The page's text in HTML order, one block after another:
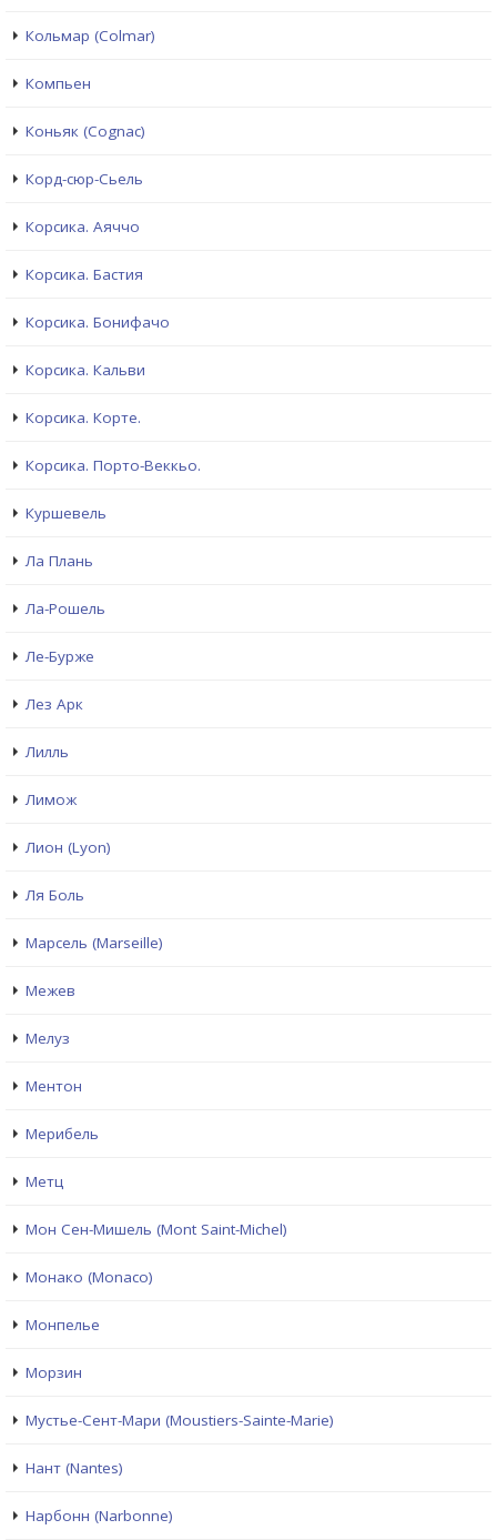
Кольмар (Colmar)
Компьен
Коньяк (Cognac)
Корд-сюр-Сьель
Корсика. Аяччо
Корсика. Бастия
Корсика. Бонифачо
Корсика. Кальви
Корсика. Корте.
Корсика. Порто-Веккьо.
Куршевель
Ла Плань
Ла-Рошель
Ле-Бурже
Лез Арк
Лилль
Лимож
Лион (Lyon)
Ля Боль
Марсель (Marseille)
Межев
Мелуз
Ментон
Мерибель
Метц
Мон Сен-Мишель (Mont Saint-Michel)
Монако (Monaco)
Монпелье
Морзин
Мустье-Сент-Мари (Moustiers-Sainte-Marie)
Нант (Nantes)
Нарбонн (Narbonne)